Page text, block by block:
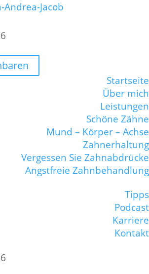
Startseite
Über mich
Leistungen
Schöne Zähne
Mund – Körper – Achse
Zahnerhaltung
Vergessen Sie Zahnabdrücke
Angstfreie Zahnbehandlung
Tipps
Podcast
Karriere
Kontakt